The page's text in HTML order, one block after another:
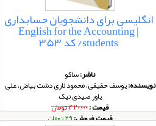
انگلیسی برای دانشجویان حسابداری
| English for the Accounting
students/ کد 353
ناشر:ساکو
نویسنده:یوسف حقیقی، محمود لاری دشت بیاض، علی
یاور صیدی نیک
قیمت :۴۲۰,۰۰۰ تومان
قیمت فروش:۲۹ تومان